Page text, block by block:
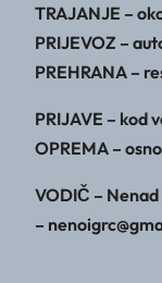
TRAJANJE –
PRIJEVOZ –
PREHRANA –
PRIJAVE – kod
OPREMA –
VODIČ –
–